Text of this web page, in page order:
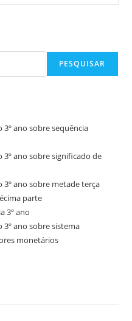
PESQUISAR
ano sobre sequência
ano sobre significado de
3º ano sobre metade terça
parte
3º ano
3º ano sobre sistema
monetários